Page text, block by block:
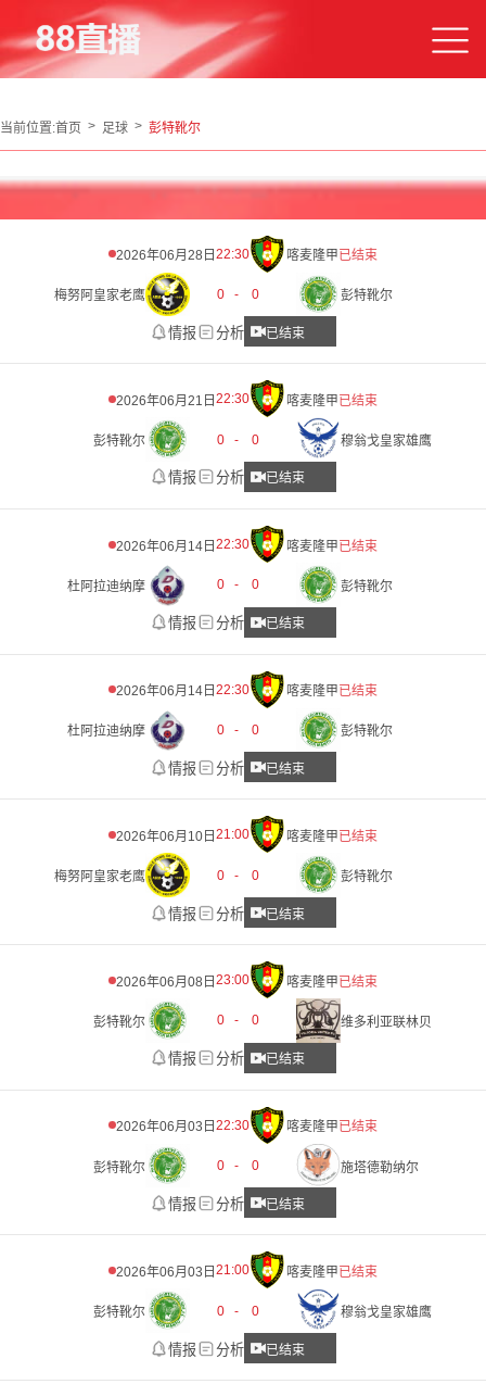
当前位置:首页 足球 彭特靴尔
2026年06月28日 22:30 喀麦隆甲已结束
梅努阿皇家老鹰 0 - 0 彭特靴尔
情报 分析 已结束
2026年06月21日 22:30 喀麦隆甲已结束
彭特靴尔 0 - 0 穆翁戈皇家雄鹰
情报 分析 已结束
2026年06月14日 22:30 喀麦隆甲已结束
杜阿拉迪纳摩 0 - 0 彭特靴尔
情报 分析 已结束
2026年06月14日 22:30 喀麦隆甲已结束
杜阿拉迪纳摩 0 - 0 彭特靴尔
情报 分析 已结束
2026年06月10日 21:00 喀麦隆甲已结束
梅努阿皇家老鹰 0 - 0 彭特靴尔
情报 分析 已结束
2026年06月08日 23:00 喀麦隆甲已结束
彭特靴尔 0 - 0 维多利亚联林贝
情报 分析 已结束
2026年06月03日 22:30 喀麦隆甲已结束
彭特靴尔 0 - 0 施塔德勒纳尔
情报 分析 已结束
2026年06月03日 21:00 喀麦隆甲已结束
彭特靴尔 0 - 0 穆翁戈皇家雄鹰
情报 分析 已结束